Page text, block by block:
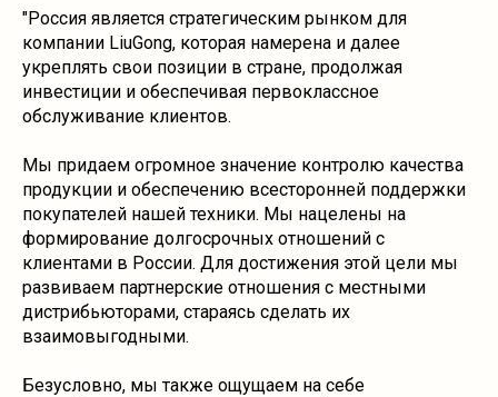
"Россия является стратегическим рынком для
компании LiuGong, которая намерена и далее
укреплять свои позиции в стране, продолжая
инвестиции и обеспечивая первоклассное
обслуживание клиентов.
Мы придаем огромное значение контролю качества
продукции и обеспечению всесторонней поддержки
покупателей нашей техники. Мы нацелены на
формирование долгосрочных отношений с
клиентами в России. Для достижения этой цели мы
развиваем партнерские отношения с местными
дистрибьюторами, стараясь сделать их
взаимовыгодными.
Безусловно, мы также ощущаем на себе